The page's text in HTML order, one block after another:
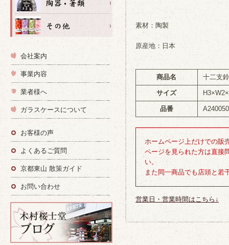
素材：陶製
原産地：日本
商品名 十二支
サイズ
品番
ホームページ上だけでの販
ページを見られた方は直接
い。
また同一商品でも店頭と若
営業日・営業時間はこちら↓
会社案内
事業内容
業者様へ
ガラスケースについて
お客様の声
よくあるご質問
京都東山 散策ガイド
お問い合わせ